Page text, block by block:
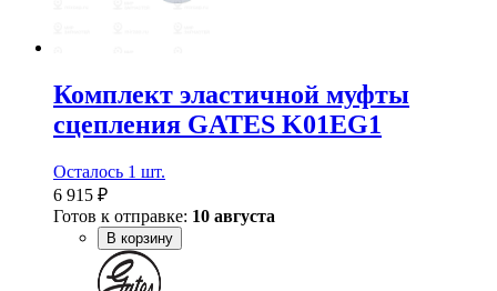
Комплект эластичной муфты
сцепления GATES K01EG1
Осталось 1 шт.
6 915 ₽
Готов к отправке: 10 августа
В корзину